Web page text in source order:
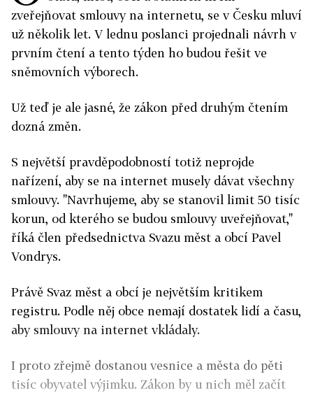
zveřejňovat smlouvy na internetu, se v Česku mluví
už několik let. V lednu poslanci projednali návrh v
prvním čtení a tento týden ho budou řešit ve
sněmovních výborech.
Už teď je ale jasné, že zákon před druhým čtením
dozná změn.
S největší pravděpodobností totiž neprojde
nařízení, aby se na internet musely dávat všechny
smlouvy. "Navrhujeme, aby se stanovil limit 50 tisíc
korun, od kterého se budou smlouvy uveřejňovat,"
říká člen předsednictva Svazu měst a obcí Pavel
Vondrys.
Právě Svaz měst a obcí je největším kritikem
registru. Podle něj obce nemají dostatek lidí a času,
aby smlouvy na internet vkládaly.
I proto zřejmě dostanou vesnice a města do pěti
tisíc obyvatel výjimku. Zákon by u nich měl začít